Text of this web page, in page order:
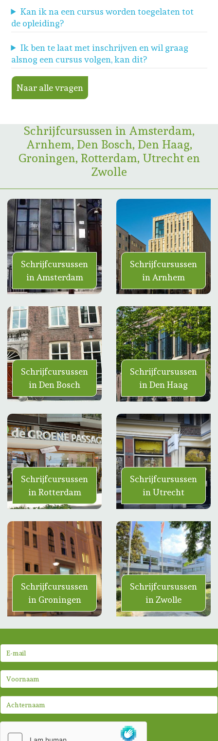
Kan ik na een cursus worden toegelaten tot
de opleiding?
Ik ben te laat met inschrijven en wil graag
alsnog een cursus volgen, kan dit?
Naar alle vragen
Schrijfcursussen in Amsterdam,
Arnhem, Den Bosch, Den Haag,
Groningen, Rotterdam, Utrecht en
Zwolle
Schrijfcursussen
in Amsterdam
Schrijfcursussen
in Arnhem
Schrijfcursussen
in Den Bosch
Schrijfcursussen
in Den Haag
Schrijfcursussen
in Rotterdam
Schrijfcursussen
in Utrecht
Schrijfcursussen
in Groningen
Schrijfcursussen
in Zwolle